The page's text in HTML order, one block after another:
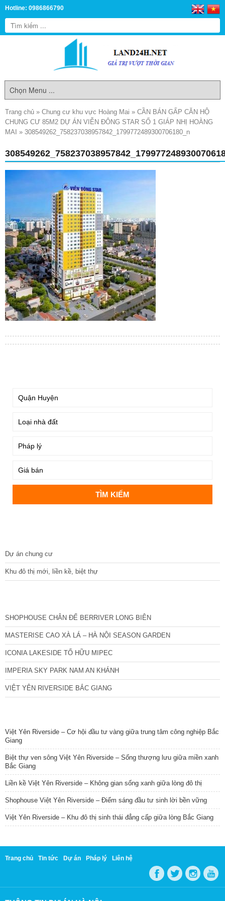
Hotline: 0986866790
Trang chủ » Chung cư khu vực Hoàng Mai » CẦN BÁN GẤP CĂN HỘ
CHUNG CƯ 85M2 DỰ ÁN VIỄN ĐÔNG STAR SỐ 1 GIÁP NHỊ HOÀNG
MAI » 308549262_758237038957842_1799772489300706180_n
Dự án chung cư
Khu đô thị mới, liền kề, biệt thự
SHOPHOUSE CHÂN ĐẾ BERRIVER LONG BIÊN
MASTERISE CAO XÀ LÁ – HÀ NỘI SEASON GARDEN
ICONIA LAKESIDE TỐ HỮU MIPEC
IMPERIA SKY PARK NAM AN KHÁNH
VIỆT YÊN RIVERSIDE BẮC GIANG
Việt Yên Riverside – Cơ hội đầu tư vàng giữa trung tâm công nghiệp Bắc
Giang
Biệt thự ven sông Việt Yên Riverside – Sống thượng lưu giữa miền xanh
Bắc Giang
Liền kề Việt Yên Riverside – Không gian sống xanh giữa lòng đô thị
Shophouse Việt Yên Riverside – Điểm sáng đầu tư sinh lời bền vững
Việt Yên Riverside – Khu đô thị sinh thái đẳng cấp giữa lòng Bắc Giang
Trang chủ Tin tức Dự án Pháp lý Liên hệ